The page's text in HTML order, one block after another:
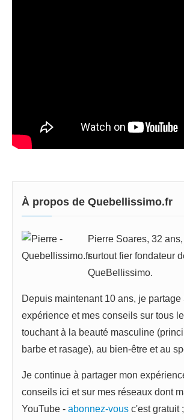
À propos de Quebellissimo.fr
Pierre Soares, 32
surtout fier fondateur
QueBellissimo.
Depuis maintenant 10 ans, je partage
expérience et mes conseils sur tous
touchant à la beauté masculine
barbe et rasage), au bien-être et au
Je continue à partager mon
conseils ici et sur mes réseaux dont
YouTube - abonnez-vous c'est gratuit